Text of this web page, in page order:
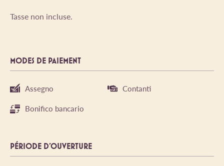
Tasse non incluse.
MODES DE PAIEMENT
Assegno
Contanti
Bonifico bancario
PÉRIODE D'OUVERTURE